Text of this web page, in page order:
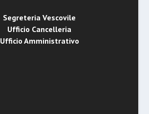
Segreteria Vescovile
Ufficio Cancelleria
Ufficio Amministrativo